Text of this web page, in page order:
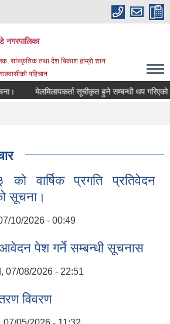
नगरपालिका
सांस्कृतिक तथा देश बिकाश हाम्रो शान
पहिचान
मेलमिलापकर्ता सूचीकृत हुने सम्बन्धी थप गरिएको
वार्षिक प्रगति प्रतिवेदन
सूचना।
10/2026 - 00:49
गरिएको सूचना।
आवेदन पेश गर्ने सम्बन्धी सूचनास
07/08/2026 - 22:51
विवरण